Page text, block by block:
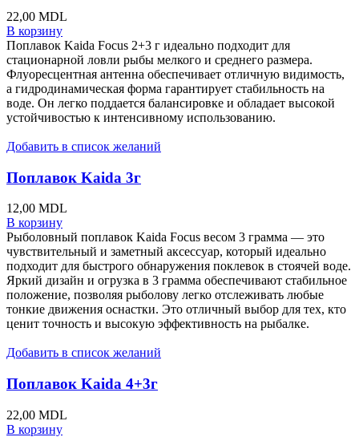
22,00 MDL
В корзину
Поплавок Kaida Focus 2+3 г идеально подходит для
стационарной ловли рыбы мелкого и среднего размера.
Флуоресцентная антенна обеспечивает отличную видимость,
а гидродинамическая форма гарантирует стабильность на
воде. Он легко поддается балансировке и обладает высокой
устойчивостью к интенсивному использованию.
Добавить в список желаний
Поплавок Kaida 3г
12,00 MDL
В корзину
Рыболовный поплавок Kaida Focus весом 3 грамма — это
чувствительный и заметный аксессуар, который идеально
подходит для быстрого обнаружения поклевок в стоячей воде.
Яркий дизайн и огрузка в 3 грамма обеспечивают стабильное
положение, позволяя рыболову легко отслеживать любые
тонкие движения оснастки. Это отличный выбор для тех, кто
ценит точность и высокую эффективность на рыбалке.
Добавить в список желаний
Поплавок Kaida 4+3г
22,00 MDL
В корзину